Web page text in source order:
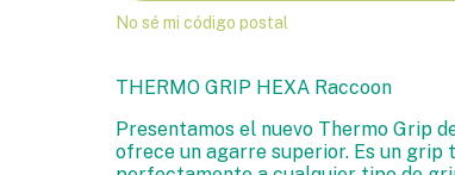
No sé mi código postal
THERMO GRIP HEXA Raccoon
Presentamos el nuevo Thermo Grip
ofrece un agarre superior. Es un